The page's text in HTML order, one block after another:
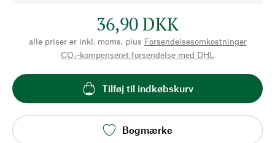
36,90 DKK
alle priser er inkl. moms, plus Forsendelsesomkostninger
CO₂-kompenseret forsendelse med DHL
Tilføj til indkøbskurv
Bogmærke